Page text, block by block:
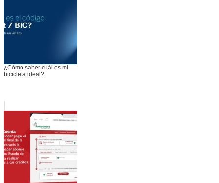
¿Cómo saber cuál es mi
bicicleta ideal?